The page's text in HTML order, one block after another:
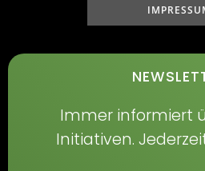
Immer informiert
Initiativen.